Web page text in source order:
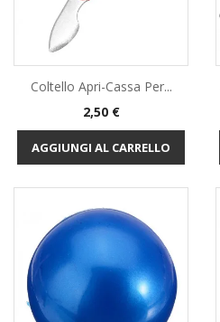
Coltello Apri-Cassa Per...
Prezzo
2,50 €
AGGIUNGI AL CARRELLO